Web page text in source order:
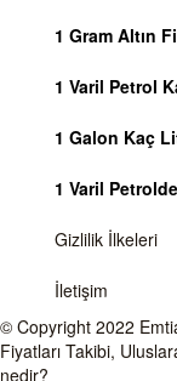
1 Gram Altın
1 Varil Petrol
1 Galon Kaç
1 Varil
Gizlilik İlkeleri
İletişim
© Copyright 2022
Fiyatları Takibi,
nedir?